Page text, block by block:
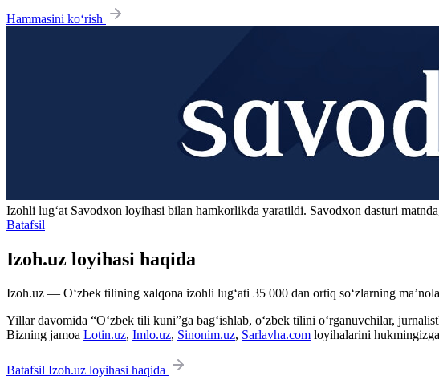
Hammasini ko‘rish
Izohli lugʻat Savodxon loyihasi bilan hamkorlikda yaratildi. Savodxon dasturi
Batafsil
Izoh.uz loyihasi haqida
Izoh.uz — O‘zbek tilining xalqona izohli lug‘ati 35 000 dan ortiq so‘zlarning
Yillar davomida “O‘zbek tili kuni”ga bag‘ishlab, o‘zbek tilini o‘rganuvchilar,
Bizning jamoa Lotin.uz, Imlo.uz, Sinonim.uz, Sarlavha.com loyihalarini
Batafsil Izoh.uz loyihasi haqida